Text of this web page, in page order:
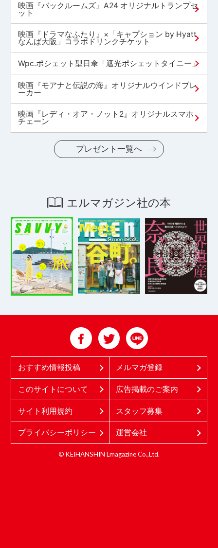
映画『バックルームズ』A24 オリジナルトランプセ
ット
映画『ドラマなふたり』×「キャプション by Hyatt
なんば大阪」コラボドリンクチケット
Wpc.ポシェット型日傘「遮光ポシェットタイニー」
映画『モアナと伝説の海』オリジナルウインドブレ
ーカー
映画『レディ・オア・ノット2』オリジナルスマホ
チェーン
プレゼント一覧へ
エルマガジン社の本
おすすめ情報投稿 メルマガ登録
このサイトについて 広告掲載のご案内
サイト利用規約 スタッフ募集
プライバシーポリシー 運営会社
© KEIHANSHIN Lmagazine Co.,Ltd.